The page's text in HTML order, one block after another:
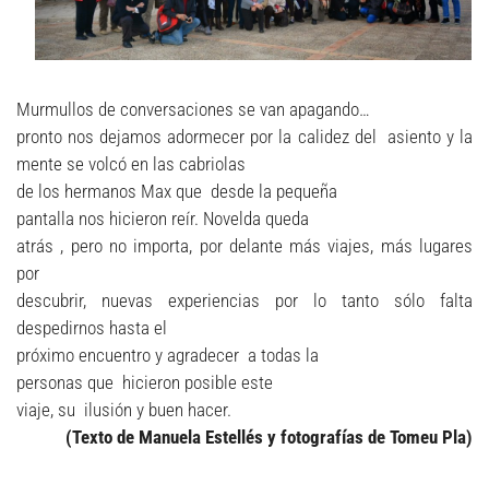
Murmullos de conversaciones se van apagando…
pronto nos dejamos adormecer por la calidez del asiento y la
mente se volcó en las cabriolas
de los hermanos Max que desde la pequeña
pantalla nos hicieron reír. Novelda queda
atrás , pero no importa, por delante más viajes, más lugares
por
descubrir, nuevas experiencias por lo tanto sólo falta
despedirnos hasta el
próximo encuentro y agradecer a todas la
personas que hicieron posible este
viaje, su ilusión y buen hacer.
(Texto de Manuela Estellés y fotografías de Tomeu Pla)